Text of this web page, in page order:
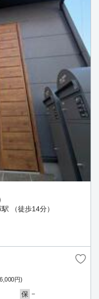
（徒歩14分）
円)
保 －